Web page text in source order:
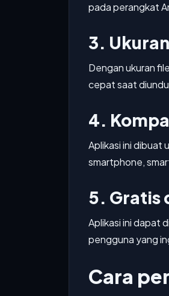
pada perangkat
3.
Dengan ukuran
cepat saat
4.
Aplikasi ini dibuat
smartphone,
5. Gratis
Aplikasi ini dapat
pengguna yang
Cara